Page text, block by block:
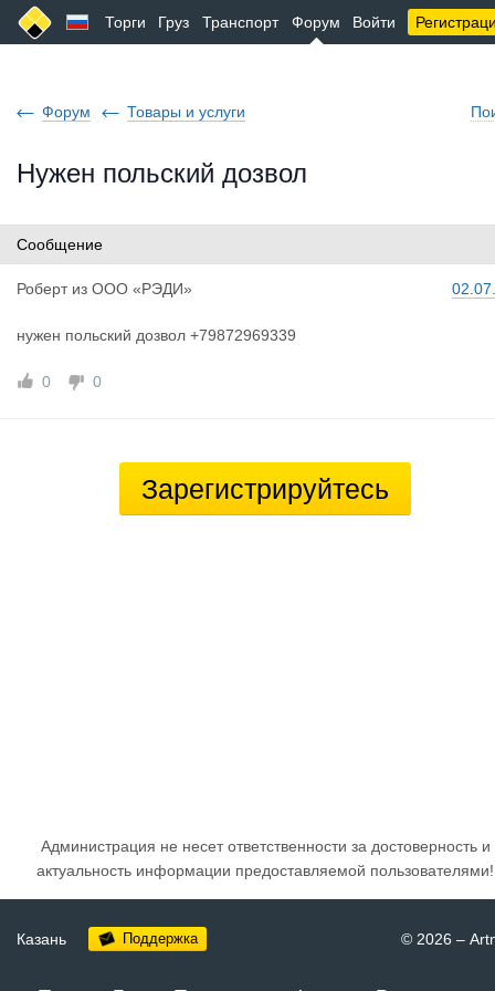
Торги Груз Транспорт Форум Войти
Форум Товары и услуги
Нужен польский дозвол
Сообщение
Роберт из ООО «РЭДИ»
нужен польский дозвол +79872969339
0 0
Зарегистрируйтесь
Администрация не несет ответственности за достоверность и
актуальность информации предоставляемой пользователями!
Казань Поддержка © 2026 –